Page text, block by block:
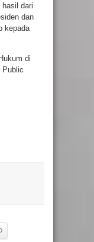
hasil dari
dan
kepada
di
Public